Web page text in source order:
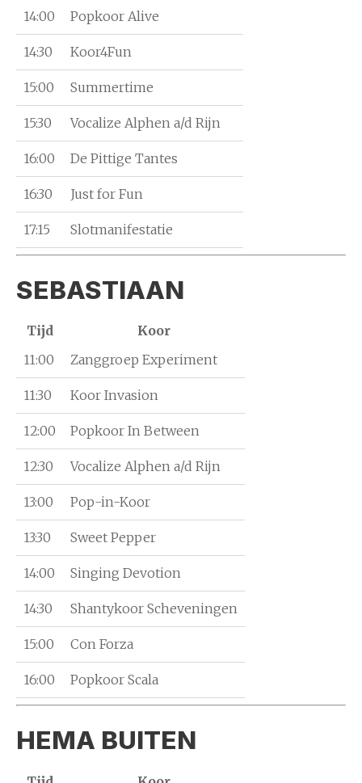
14:00 Popkoor Alive
14:30 Koor4Fun
15:00 Summertime
15:30 Vocalize Alphen a/d Rijn
16:00 De Pittige Tantes
16:30 Just for Fun
17:15 Slotmanifestatie
SEBASTIAAN
Tijd
Koor
11:00
Zanggroep Experiment
11:30 Koor Invasion
12:00 Popkoor In Between
12:30 Vocalize Alphen a/d Rijn
13:00 Pop-in-Koor
13:30 Sweet Pepper
14:00 Singing Devotion
14:30 Shantykoor Scheveningen
15:00 Con Forza
16:00 Popkoor Scala
HEMA BUITEN